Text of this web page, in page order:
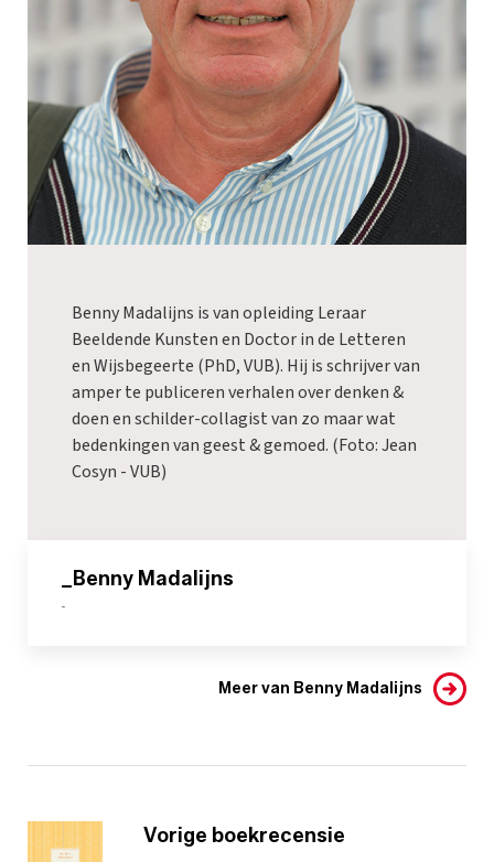
Benny Madalijns is van opleiding Leraar
Beeldende Kunsten en Doctor in de Letteren
en Wijsbegeerte (PhD, VUB). Hij is schrijver van
amper te publiceren verhalen over denken &
doen en schilder-collagist van zo maar wat
bedenkingen van geest & gemoed. (Foto: Jean
Cosyn - VUB)
_Benny Madalijns
-
Meer van Benny Madalijns
Vorige boekrecensie